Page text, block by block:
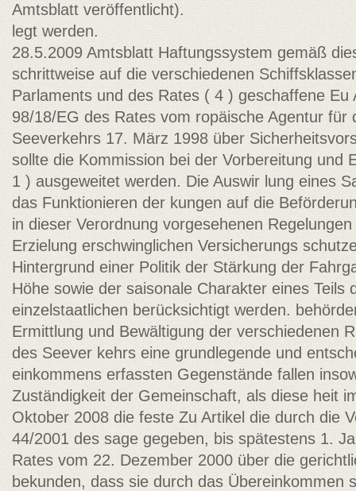
Amtsblatt veröffentlicht).
legt werden.
28.5.2009 Amtsblatt Haftungssystem gemäß
schrittweise auf die verschiedenen
Parlaments und des Rates ( 4 ) geschaffene Eu­
98/18/EG des Rates vom ropäische Agentur für
Seeverkehrs 17. März 1998 über
sollte die Kommission bei der Vorbereitung und
1 ) ausgeweitet werden. Die Auswir­ lung eines
das Funktionieren der kungen auf die
in dieser Verordnung vorgesehenen
Erzielung erschwinglichen Versicherungs­
Hintergrund einer Politik der Stärkung der
Höhe sowie der saisonale Charakter eines Teils
einzelstaatlichen berücksichtigt werden.
Ermittlung und Bewältigung der verschiedenen
des Seever­ kehrs eine grundlegende und
einkommens erfassten Gegenstände fallen
Zuständigkeit der Gemeinschaft, als diese heit
Oktober 2008 die feste Zu­ Artikel die durch die
44/2001 des sage gegeben, bis spätestens 1.
Rates vom 22. Dezember 2000 über die
bekunden, dass sie durch das Übereinkommen